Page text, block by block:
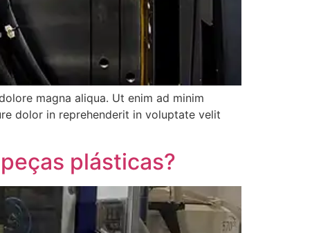
magna aliqua. Ut enim ad minim
dolor in reprehenderit in voluptate velit
plásticas?